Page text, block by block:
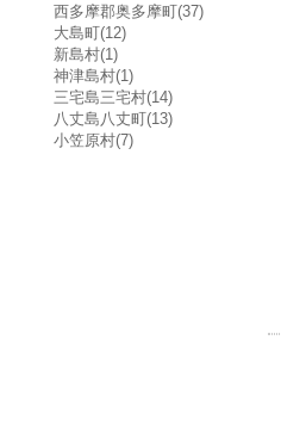
西多摩郡奥多摩町(37)
大島町(12)
新島村(1)
神津島村(1)
三宅島三宅村(14)
八丈島八丈町(13)
小笠原村(7)